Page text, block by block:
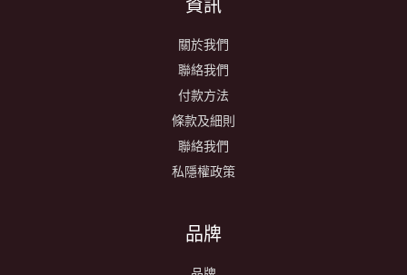
資訊
關於我們
聯絡我們
付款方法
條款及細則
聯絡我們
私隱權政策
品牌